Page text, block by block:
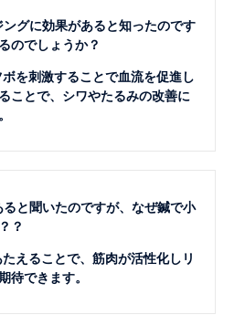
グに効果があると知ったのです
のでしょうか？
を刺激することで血流を促進し
ことで、シワやたるみの改善に
と聞いたのですが、なぜ鍼で小
？
えることで、筋肉が活性化しリ
待できます。